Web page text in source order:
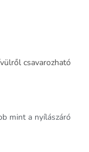
csavarozható
mint a nyílászáró